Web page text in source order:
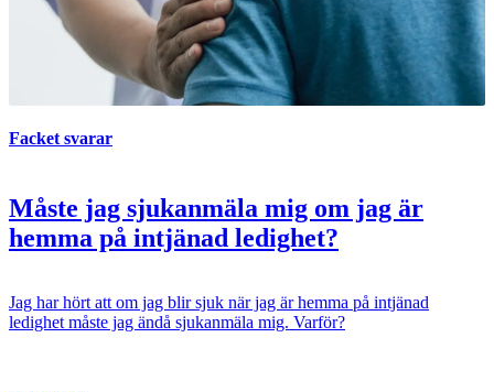
Facket svarar
Måste jag sjukanmäla mig om jag är
hemma på intjänad ledighet?
Jag har hört att om jag blir sjuk när jag är hemma på intjänad
ledighet måste jag ändå sjukanmäla mig. Varför?